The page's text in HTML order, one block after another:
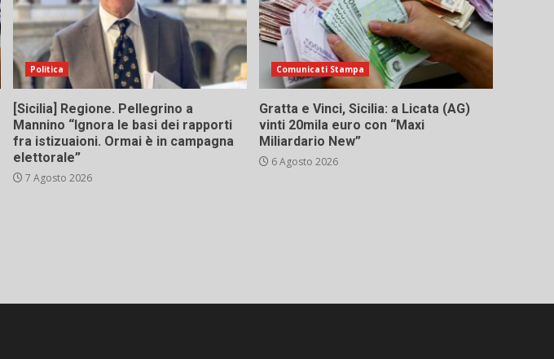
Politica
[Sicilia] Regione. Pellegrino a
Mannino “Ignora le basi dei rapporti
fra istizuaioni. Ormai è in campagna
elettorale”
7 Agosto 2026
Comunicati Stampa
Gratta e Vinci, Sicilia: a Licata (AG)
vinti 20mila euro con “Maxi
Miliardario New”
6 Agosto 2026